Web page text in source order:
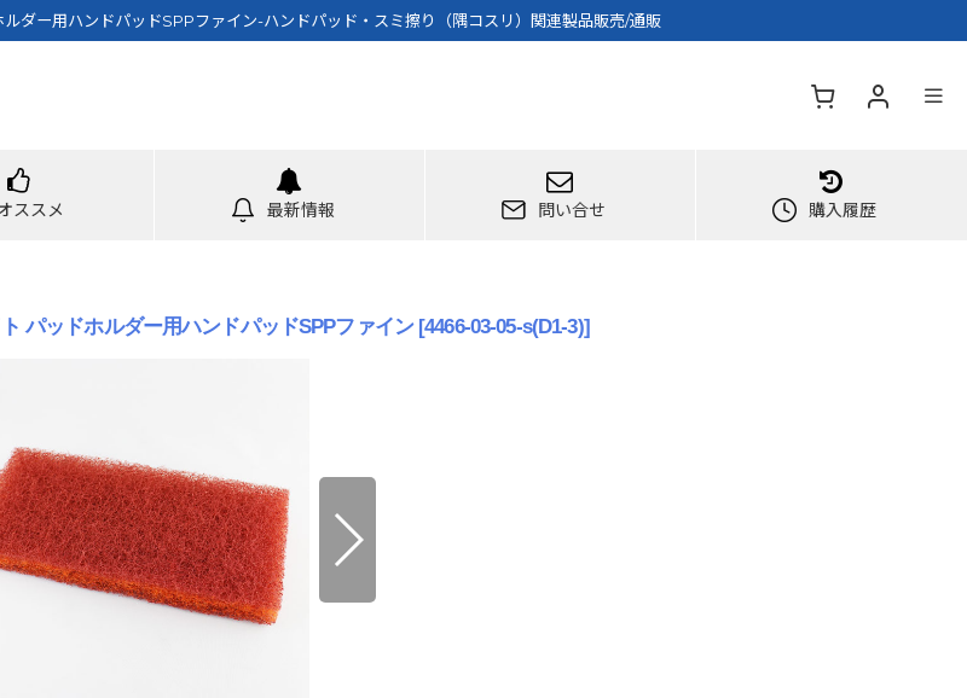
ダー用ハンドパッドSPPファイン-ハンドパッド・スミ擦り（隅コスリ）関連製品販売/通販
ススメ 最新情報 問い合せ 購入履歴
パッドホルダー用ハンドパッドSPPファイン [4466-03-05-s(D1-3)]